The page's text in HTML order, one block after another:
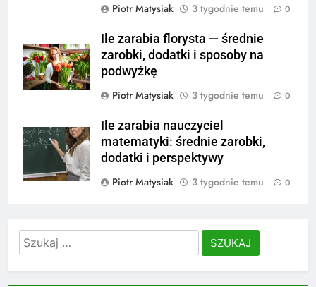
Piotr Matysiak
3 tygodnie temu 0
Ile zarabia florysta — średnie
zarobki, dodatki i sposoby na
podwyżkę
Piotr Matysiak
3 tygodnie temu 0
Ile zarabia nauczyciel
matematyki: średnie zarobki,
dodatki i perspektywy
Piotr Matysiak
3 tygodnie temu 0
Szukaj: